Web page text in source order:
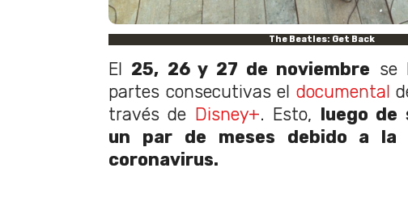
The Beatles: Get Back
El 25, 26 y 27 de noviembre se
partes consecutivas el documental
través de Disney+. Esto, luego de
un par de meses debido a la
coronavirus.